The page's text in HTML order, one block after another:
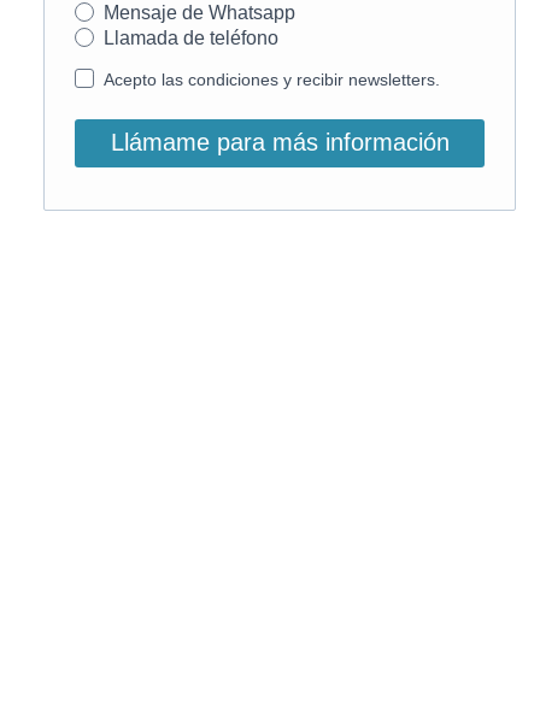
Mensaje de Whatsapp
Llamada de teléfono
Acepto las condiciones y recibir newsletters.
Llámame para más información